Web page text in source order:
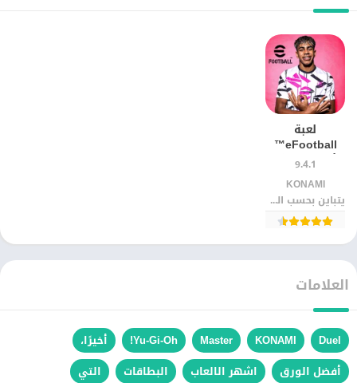
لعبة
eFootball™
للأندرويد | كرة
قدم واقعية
وممتعة
9.4.1
KONAMI‏
يتباين بحسب الجهاز
العلامات
Duel
KONAMI
Master
Yu-Gi-Oh!
أخيرًا،
أفضل الورق
اشهر الالعاب البطاقات
التي